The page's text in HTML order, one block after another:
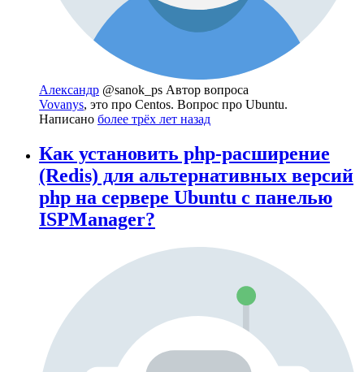
Александр @sanok_ps Автор вопроса
Vovanys, это про Centos. Вопрос про Ubuntu.
Написано более трёх лет назад
Как установить php-расширение
(Redis) для альтернативных версий
php на сервере Ubuntu с панелью
ISPManager?